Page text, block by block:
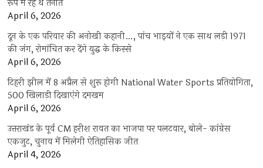
रूप में रहे थे तैनात
April 6, 2026
दून के एक परिवार की अनोखी कहानी…, पांच भाइयों ने एक साथ लड़ी 1971
की जंग, रोमांचित कर देंगे युद्ध के किस्से
April 6, 2026
टिहरी झील में 8 अप्रैल से शुरू होगी National Water Sports प्रतियोगिता,
500 खिलाड़ी दिखाएंगे दमखम
April 6, 2026
उत्तराखंड के पूर्व CM हरीश रावत का भाजपा पर पलटवार, बोले- कांग्रेस
एकजुट, चुनाव में मिलेगी ऐतिहासिक जीत
April 4, 2026